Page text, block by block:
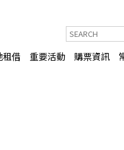
租借 重要活動 購票資訊